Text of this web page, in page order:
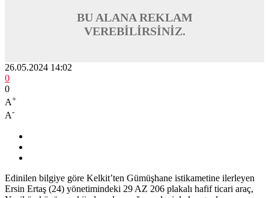
BU ALANA REKLAM
VEREBİLİRSİNİZ.
26.05.2024 14:02
0
0
A+
A-
Edinilen bilgiye göre Kelkit’ten Gümüşhane istikametine ilerleyen
Ersin Ertaş (24) yönetimindeki 29 AZ 206 plakalı hafif ticari araç,